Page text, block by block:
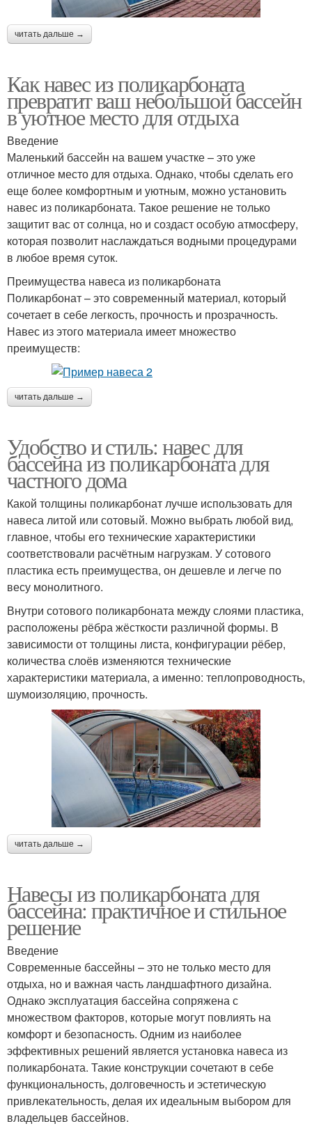
читать дальше →
Как навес из поликарбоната
превратит ваш небольшой бассейн
в уютное место для отдыха
Введение
Маленький бассейн на вашем участке – это уже
отличное место для отдыха. Однако, чтобы сделать его
еще более комфортным и уютным, можно установить
навес из поликарбоната. Такое решение не только
защитит вас от солнца, но и создаст особую атмосферу,
которая позволит наслаждаться водными процедурами
в любое время суток.
Преимущества навеса из поликарбоната
Поликарбонат – это современный материал, который
сочетает в себе легкость, прочность и прозрачность.
Навес из этого материала имеет множество
преимуществ:
читать дальше →
Удобство и стиль: навес для
бассейна из поликарбоната для
частного дома
Какой толщины поликарбонат лучше использовать для
навеса литой или сотовый. Можно выбрать любой вид,
главное, чтобы его технические характеристики
соответствовали расчётным нагрузкам. У сотового
пластика есть преимущества, он дешевле и легче по
весу монолитного.
Внутри сотового поликарбоната между слоями пластика,
расположены рёбра жёсткости различной формы. В
зависимости от толщины листа, конфигурации рёбер,
количества слоёв изменяются технические
характеристики материала, а именно: теплопроводность,
шумоизоляцию, прочность.
читать дальше →
Навесы из поликарбоната для
бассейна: практичное и стильное
решение
Введение
Современные бассейны – это не только место для
отдыха, но и важная часть ландшафтного дизайна.
Однако эксплуатация бассейна сопряжена с
множеством факторов, которые могут повлиять на
комфорт и безопасность. Одним из наиболее
эффективных решений является установка навеса из
поликарбоната. Такие конструкции сочетают в себе
функциональность, долговечность и эстетическую
привлекательность, делая их идеальным выбором для
владельцев бассейнов.